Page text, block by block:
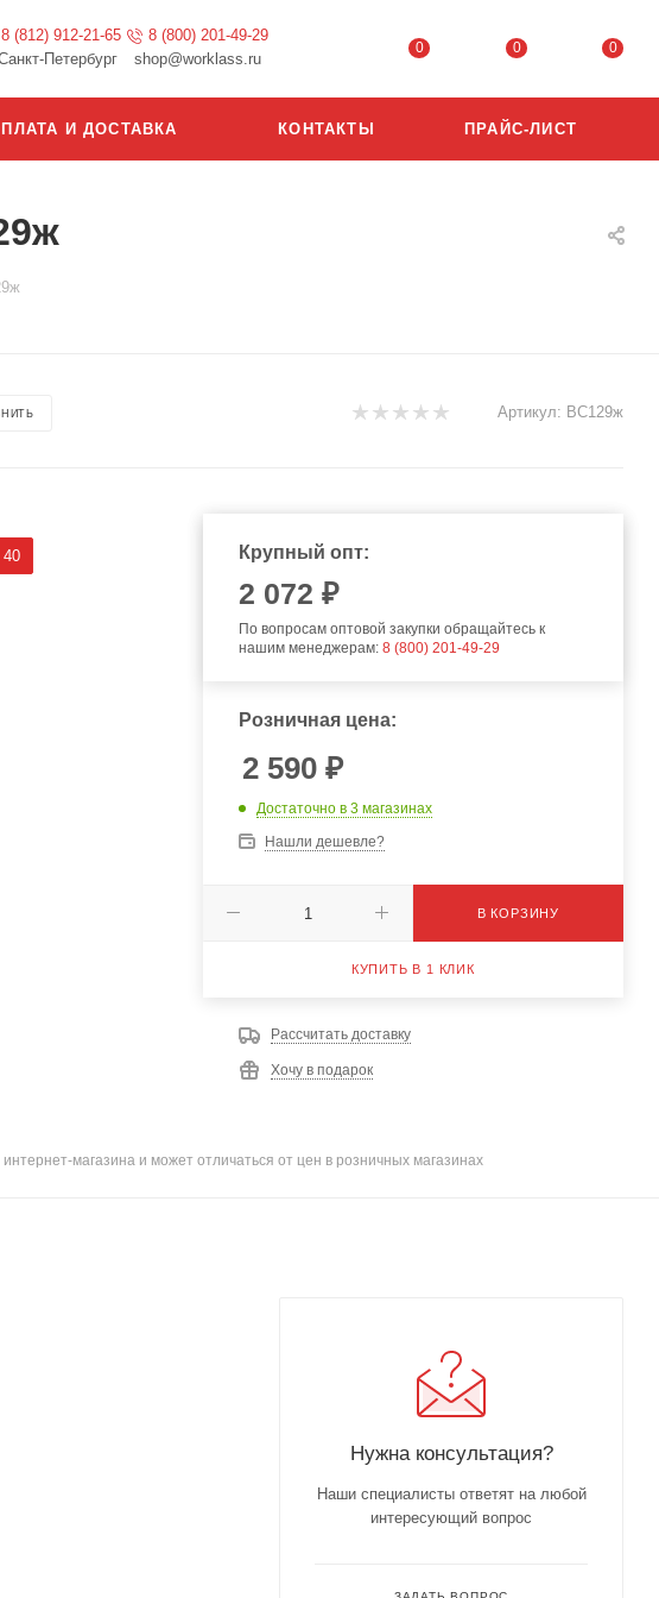
8 (812) 912-21-65
Петербург
8 (800) 201-49-29
shop@worklass.ru
0 0 0
И ДОСТАВКА КОНТАКТЫ ПРАЙС-ЛИСТ
Артикул: ВС129ж
40 Крупный опт:
2 072 ₽
По вопросам оптовой закупки обращайтесь к
нашим менеджерам: 8 (800) 201-49-29
Розничная цена:
2 590₽
Достаточно в 3 магазинах
Нашли дешевле?
В КОРЗИНУ
КУПИТЬ В 1 КЛИК
Рассчитать доставку
Хочу в подарок
магазина и может отличаться от цен в розничных магазинах
Нужна консультация?
Наши специалисты ответят на любой
интересующий вопрос